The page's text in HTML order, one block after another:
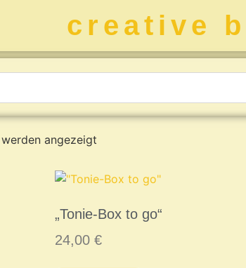
creative
angezeigt
„Tonie-Box to go“
24,00 €